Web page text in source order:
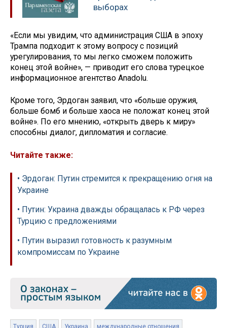
выборах
«Если мы увидим, что администрация США в эпоху
Трампа подходит к этому вопросу с позиций
урегулирования, то мы легко сможем положить
конец этой войне», — приводит его слова турецкое
информационное агентство Anadolu.
Кроме того, Эрдоган заявил, что «больше оружия,
больше бомб и больше хаоса не положат конец этой
войне». По его мнению, «открыть дверь к миру»
способны диалог, дипломатия и согласие.
Читайте также:
• Эрдоган: Путин стремится к прекращению огня на
Украине
• Путин: Украина дважды обращалась к РФ через
Турцию с предложениями
• Путин выразил готовность к разумным
компромиссам по Украине